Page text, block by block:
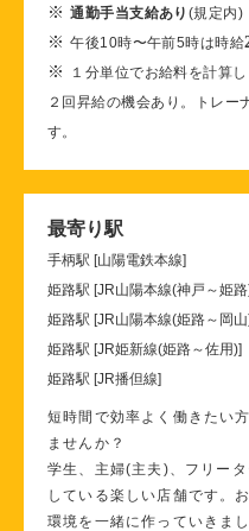
※通勤手当支給あり (規定内)
※午後10時〜午前5時は時給
※
１分単位でお給料を計算
２回昇給の機会あり。トレー
す。
最寄り駅
手柄駅 [山陽電鉄本線]
姫路駅 [JR山陽本線(神戸～姫
姫路駅 [JR山陽本線(姫路～岡
姫路駅 [JR姫新線(姫路～佐用)]
姫路駅 [JR播但線]
短時間で効率よく働きたい
ませんか？
学生、主婦(主夫)、フリー
している楽しい店舗です。
環境を一緒に作っていきまし